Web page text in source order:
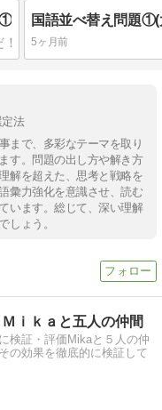
5ヶ月前
法
まで、多彩なテーマを取り
す。問題の出し方や解き方
解を超えた、思考と戦略を
彙力強化を意識させ、読む
います。総じて、深い理解
しょう。
ｉｋａと五人の仲間
検証・評価Mikaと５人の仲
の効果を徹底的に検証して